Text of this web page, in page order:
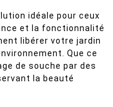
idéale pour ceux
et la fonctionnalité
libérer votre jardin
Que ce
de souche par des
la beauté